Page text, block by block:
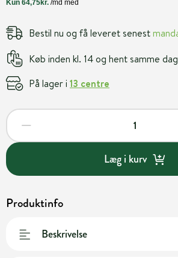
Bestil nu og få leveret senest
Køb inden kl. 14 og hent samme dag
På lager i 13 centre
Læg i kurv
Produktinfo
Beskrivelse